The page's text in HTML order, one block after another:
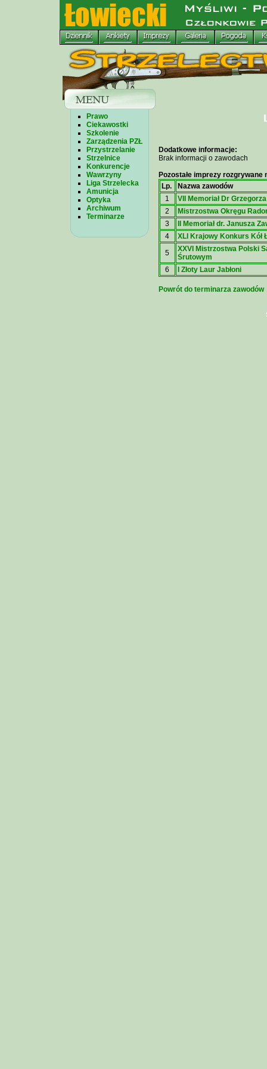
Prawo
Ciekawostki
Szkolenie
Zarządzenia PZŁ
Przystrzelanie
Strzelnice
Konkurencje
Wawrzyny
Liga Strzelecka
Amunicja
Optyka
Archiwum
Terminarze
Dodatkowe informacje:
Brak informacji o zawodach
Pozostałe imprezy rozgrywane
Lp.
Nazwa zawodów
1
VII Memoriał Dr
2
Mistrzostwa Okręgu
3
II Memoriał dr. Janusza
4
XLI Krajowy Konkurs Kół
5
XXVI Mistrzostwa Polski
Śrutowym
6
I Złoty Laur Jabłoni
Powrót do terminarza zawodów